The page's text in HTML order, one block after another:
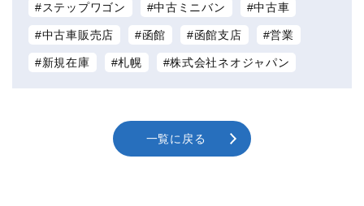
ステップワゴン 中古ミニバン 中古車
中古車販売店 函館 函館支店 営業
新規在庫 札幌 株式会社ネオジャパン
一覧に戻る